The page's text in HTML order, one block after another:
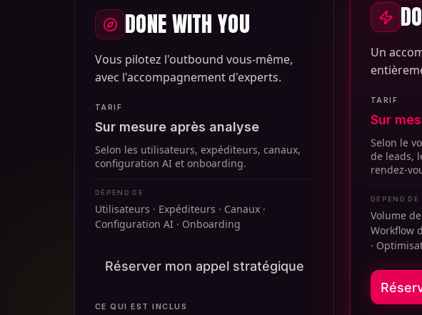
DONE WITH YOU
Vous pilotez l'outbound vous-même,
avec l'accompagnement d'experts.
TARIF
Sur mesure après analyse
Selon les utilisateurs, expéditeurs, canaux,
configuration AI et onboarding.
DÉPEND DE
Utilisateurs · Expéditeurs · Canaux ·
Configuration AI · Onboarding
Réserver mon appel stratégique
CE QUI EST INCLUS
Un
TARIF
Sur
Selon le
de leads,
rendez-
DÉPEND DE
Volume
Workflow
·